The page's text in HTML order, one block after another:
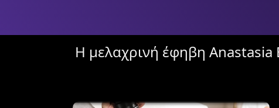
Η μελαχρινή έφηβη Anastasia